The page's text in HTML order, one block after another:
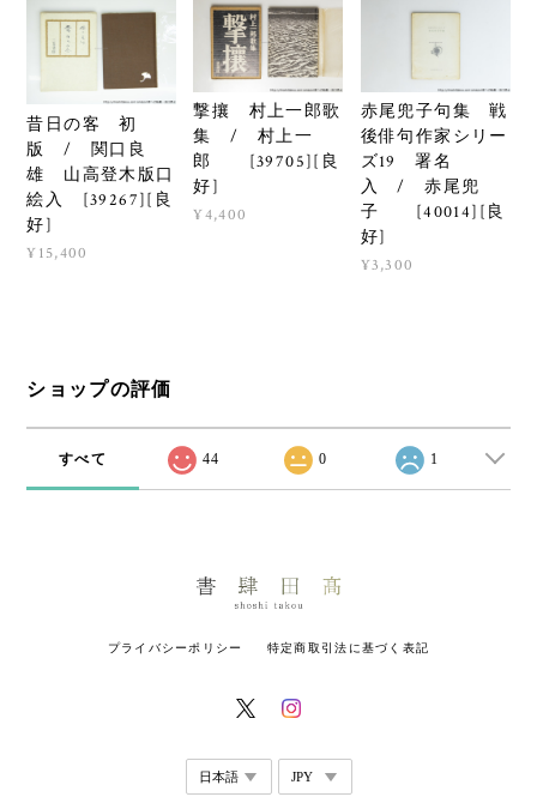
昔日の客 初
版 / 関口良
雄 山高登木版口
絵入 [39267][良
好]
¥15,400
撃攘 村上一郎歌
集 / 村上一
郎 [39705][良
好]
¥4,400
赤尾兜子句集 戦
後俳句作家シリー
ズ19 署名
入 / 赤尾兜
子 [40014][良
好]
¥3,300
ショップの評価
すべて 44 0 1
プライバシーポリシー 特定商取引法に基づく表記